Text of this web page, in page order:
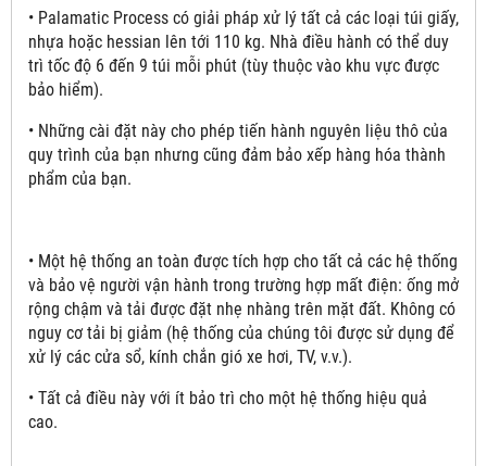
• Palamatic Process có giải pháp xử lý tất cả các loại túi giấy,
nhựa hoặc hessian lên tới 110 kg. Nhà điều hành có thể duy
trì tốc độ 6 đến 9 túi mỗi phút (tùy thuộc vào khu vực được
bảo hiểm).
• Những cài đặt này cho phép tiến hành nguyên liệu thô của
quy trình của bạn nhưng cũng đảm bảo xếp hàng hóa thành
phẩm của bạn.
• Một hệ thống an toàn được tích hợp cho tất cả các hệ thống
và bảo vệ người vận hành trong trường hợp mất điện: ống mở
rộng chậm và tải được đặt nhẹ nhàng trên mặt đất. Không có
nguy cơ tải bị giảm (hệ thống của chúng tôi được sử dụng để
xử lý các cửa sổ, kính chắn gió xe hơi, TV, v.v.).
• Tất cả điều này với ít bảo trì cho một hệ thống hiệu quả
cao.